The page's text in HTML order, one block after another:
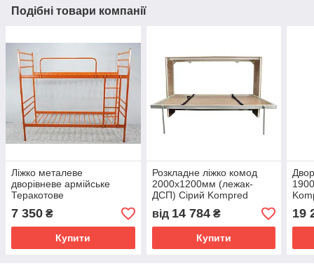
Подібні товари компанії
Ліжко металеве
дворівневе армійське
Теракотове
1900х800х2000мм
Kompred OL290/1
7 350 ₴
Купити
Розкладне ліжко комод
2000х1200мм (лежак-
ДСП) Сірий Kompred
OL457
від 14 784₴
Купити
19